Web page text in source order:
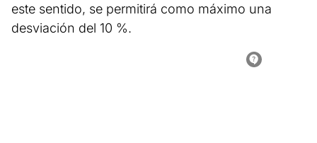
este sentido, se permitirá como máximo una
desviación del 10 %.